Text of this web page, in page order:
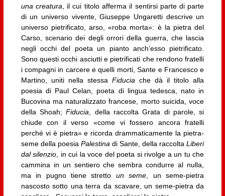
una creatura , il cui titolo afferma il sentirsi parte di parte
di un universo vivente, Giuseppe Ungaretti descrive un
universo pietrificato, arso, «roba morta»: è la pietra del
Carso, scenario dei degli orrori della guerra, che lascia
negli occhi del poeta un pianto anch’esso pietrificato.
Sono questi occhi asciutti e pietrificati che rendono fratelli
i compagni in carcere e quelli morti, Sante e Francesco e
Martino, uniti nella stessa Fiducia che dà il titolo alla
poesia di Paul Celan, poeta di lingua tedesca, nato in
Bucovina ma naturalizzato francese, morto suicida, voce
della Shoah;Fiducia , della raccolta Grata di parole, si
chiude con il verso «come vi fossero ancora fratelli
perché vi è pietra» e ricorda drammaticamente la pietra-
seme della poesia Palestina di Sante, della raccoltaLiberi
dal silenzio , in cui la voce del poeta si rivolge a un tu che
cammina in un sentiero che sembra condurre al nulla,
ma in pugno tiene stretto un seme , un seme-pietra
nascosto sotto una terra da scavare, un seme-pietra da